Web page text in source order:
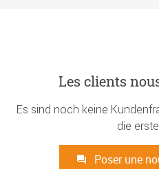
Les clients
Es sind noch keine
die
Poser une